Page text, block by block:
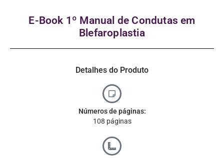
E-Book 1º Manual de Condutas em
Blefaroplastia
Detalhes do Produto
Números de páginas:
108 páginas